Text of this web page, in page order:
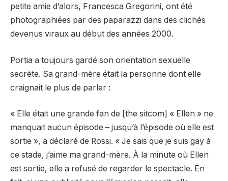
petite amie d’alors, Francesca Gregorini, ont été
photographiées par des paparazzi dans des clichés
devenus viraux au début des années 2000.
Portia a toujours gardé son orientation sexuelle
secrète. Sa grand-mère était la personne dont elle
craignait le plus de parler :
« Elle était une grande fan de [the sitcom] « Ellen » ne
manquait aucun épisode – jusqu’à l’épisode où elle est
sortie », a déclaré de Rossi. « Je sais que je suis gay à
ce stade, j’aime ma grand-mère. À la minute où Ellen
est sortie, elle a refusé de regarder le spectacle. En